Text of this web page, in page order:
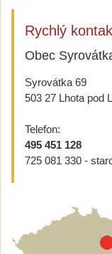
Rychlý
Obec
Syrovátka 69
503 27 Lhota pod
Telefon:
495 451 128
725 081 330 -